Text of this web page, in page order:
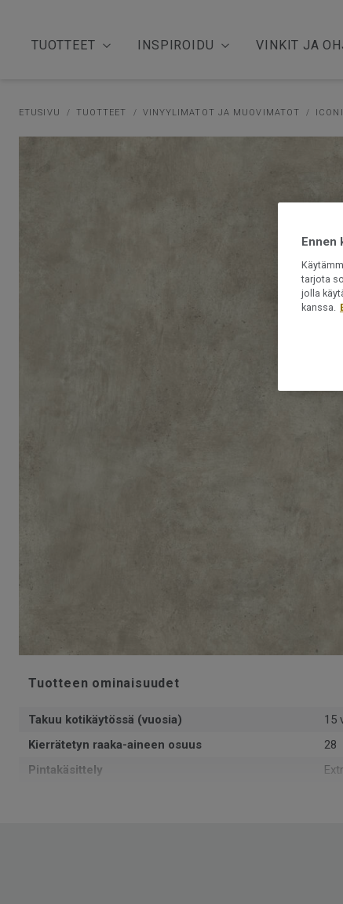
TUOTTEET INSPIROIDU VINKIT JA
ETUSIVU TUOTTEET VINYYLIMATOT JA MUOVIMATOT
Tuotteen ominaisuudet
Takuu kotikäytössä (vuosia)
15
Kierrätetyn raaka-aineen osuus
28
Pintakäsittely
Ennen
tarjota
jolla
kanssa.